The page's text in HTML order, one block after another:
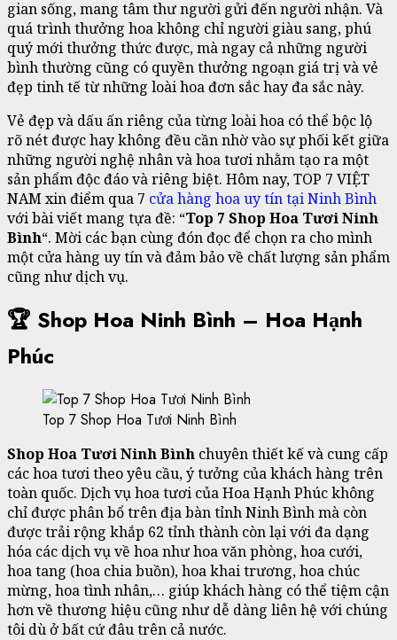
gian sống, mang tâm thư người gửi đến người nhận. Và
quá trình thưởng hoa không chỉ người giàu sang, phú
quý mới thưởng thức được, mà ngay cả những người
bình thường cũng có quyền thưởng ngoạn giá trị và vẻ
đẹp tinh tế từ những loài hoa đơn sắc hay đa sắc này.
Vẻ đẹp và dấu ấn riêng của từng loài hoa có thể bộc lộ
rõ nét được hay không đều cần nhờ vào sự phối kết giữa
những người nghệ nhân và hoa tươi nhằm tạo ra một
sản phẩm độc đáo và riêng biệt. Hôm nay, TOP 7 VIỆT
NAM xin điểm qua 7 cửa hàng hoa uy tín tại Ninh Bình
với bài viết mang tựa đề: “Top 7 Shop Hoa Tươi Ninh
Bình“. Mời các bạn cùng đón đọc để chọn ra cho mình
một cửa hàng uy tín và đảm bảo về chất lượng sản phẩm
cũng như dịch vụ.
🏆 Shop Hoa Ninh Bình – Hoa Hạnh
Phúc
Top 7 Shop Hoa Tươi Ninh Bình
Shop Hoa Tươi Ninh Bình chuyên thiết kế và cung cấp
các hoa tươi theo yêu cầu, ý tưởng của khách hàng trên
toàn quốc. Dịch vụ hoa tươi của Hoa Hạnh Phúc không
chỉ được phân bổ trên địa bàn tỉnh Ninh Bình mà còn
được trải rộng khắp 62 tỉnh thành còn lại với đa dạng
hóa các dịch vụ về hoa như hoa văn phòng, hoa cưới,
hoa tang (hoa chia buồn), hoa khai trương, hoa chúc
mừng, hoa tình nhân,… giúp khách hàng có thể tiệm cận
hơn về thương hiệu cũng như dễ dàng liên hệ với chúng
tôi dù ở bất cứ đâu trên cả nước.